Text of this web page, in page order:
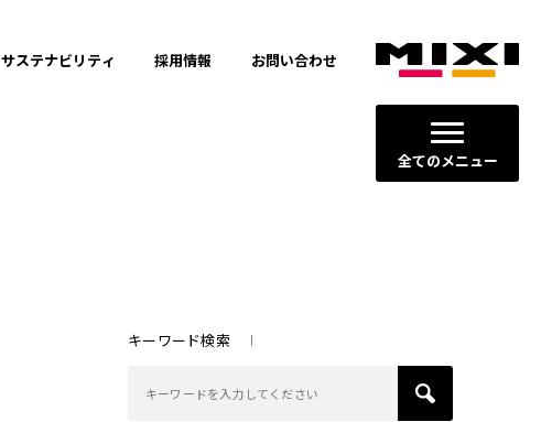
全てのメニュー
サステナビリティ 採用情報 お問い合わせ
キーワード検索